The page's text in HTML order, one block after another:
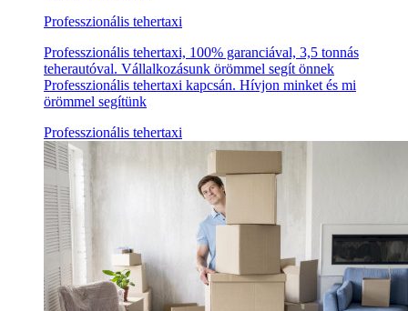
Professzionális tehertaxi
Professzionális tehertaxi, 100% garanciával, 3,5 tonnás
teherautóval. Vállalkozásunk örömmel segít önnek
Professzionális tehertaxi kapcsán. Hívjon minket és mi
örömmel segítünk
Professzionális tehertaxi